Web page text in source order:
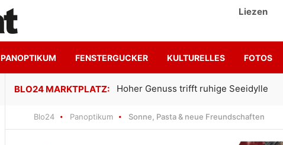
Liezen
PANOPTIKUM FENSTERGUCKER KULTURELLES FOTOS
Gemeinsam für den SK Sturm
Blo24 Panoptikum Sonne, Pasta & neue Freundschaften